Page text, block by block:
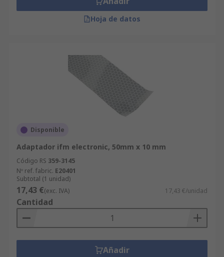
Hoja de datos
Disponible
Adaptador ifm electronic, 50mm x 10 mm
Código RS 359-3145
Nº ref. fabric. E20401
Subtotal (1 unidad)
17,43 €(exc. IVA) 17,43 €/unidad
Cantidad
Añadir